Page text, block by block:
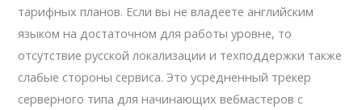
тарифных планов. Если вы не владеете английским
языком на достаточном для работы уровне, то
отсутствие русской локализации и техподдержки также
слабые стороны сервиса. Это усредненный трекер
серверного типа для начинающих вебмастеров с
2021
года